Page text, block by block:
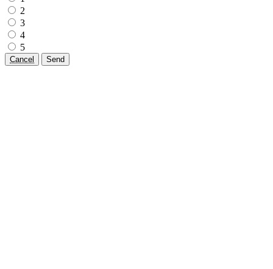
2
3
4
5
Cancel Send